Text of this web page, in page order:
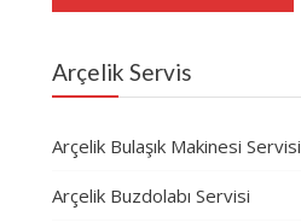
Arçelik Servis
Arçelik Bulaşık Makinesi Servisi
Arçelik Buzdolabı Servisi